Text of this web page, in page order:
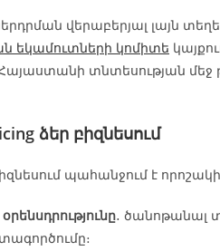
վերաբերյալ լայն
եկամուտների կոմիտե
տնտեսության մեջ
ձեր բիզնեսում
պահանջում է որոշակի
․ ծանոթանալ